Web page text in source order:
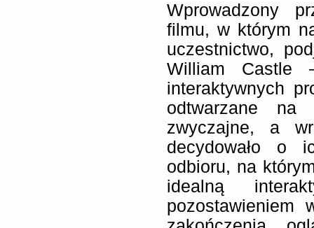
Wprowadzony
filmu, w którym
uczestnictwo,
William Castle
interaktywnych
odtwarzane na
zwyczajne, a
decydowało o
odbioru, na
idealną
pozostawieniem